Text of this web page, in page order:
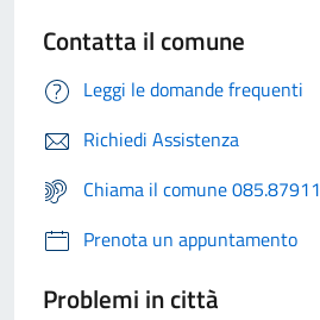
Contatta il comune
Leggi le domande frequenti
Richiedi Assistenza
Chiama il comune 085.87911
Prenota un appuntamento
Problemi in città